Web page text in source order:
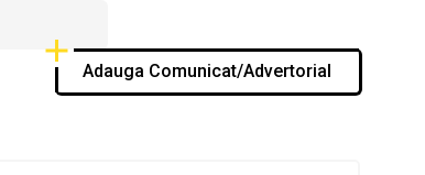
Adauga Comunicat/Advertorial